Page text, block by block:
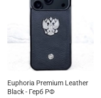
Euphoria Premium Leather
Black - Герб РФ